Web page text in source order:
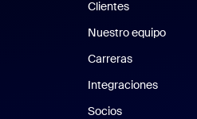
Clientes
Nuestro equipo
Carreras
Integraciones
Socios